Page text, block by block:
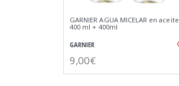
GARNIER AGUA MICELAR en aceite
400 ml + 400ml
GARNIER
9,00€